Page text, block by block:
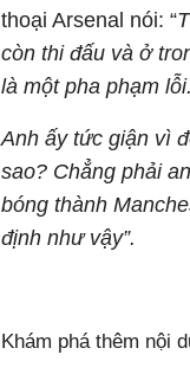
thoại Arsenal nói: “
còn thi đấu và ở
là một pha phạm lỗi.
Anh ấy tức giận vì
sao? Chẳng phải
bóng thành
định như vậy”.
Khám phá thêm nội